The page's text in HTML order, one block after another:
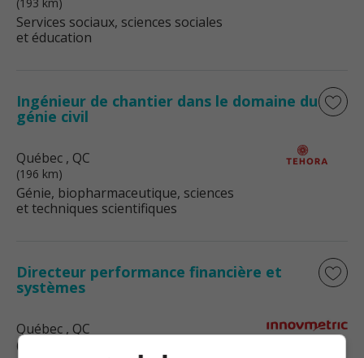
Services sociaux, sciences sociales
et éducation
Ingénieur de chantier dans le domaine du
génie civil
Québec , QC
(196 km)
Génie, biopharmaceutique, sciences
et techniques scientifiques
Directeur performance financière et
systèmes
Québec , QC
(199 km)